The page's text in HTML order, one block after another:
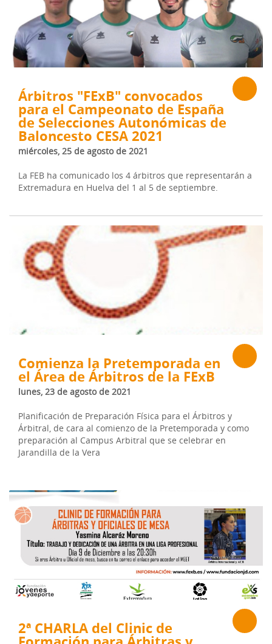
Árbitros "FExB" convocados
para el Campeonato de España
de Selecciones Autonómicas de
Baloncesto CESA 2021
miércoles, 25 de agosto de 2021
La FEB ha comunicado los 4 árbitros que representarán a
Extremadura en Huelva del 1 al 5 de septiembre.
Comienza la Pretemporada en
el Área de Árbitros de la FExB
lunes, 23 de agosto de 2021
Planificación de Preparación Física para el Árbitros y
Árbitral, de cara al comienzo de la Pretemporada y como
preparación al Campus Arbitral que se celebrar en
Jarandilla de la Vera
2ª CHARLA del Clinic de